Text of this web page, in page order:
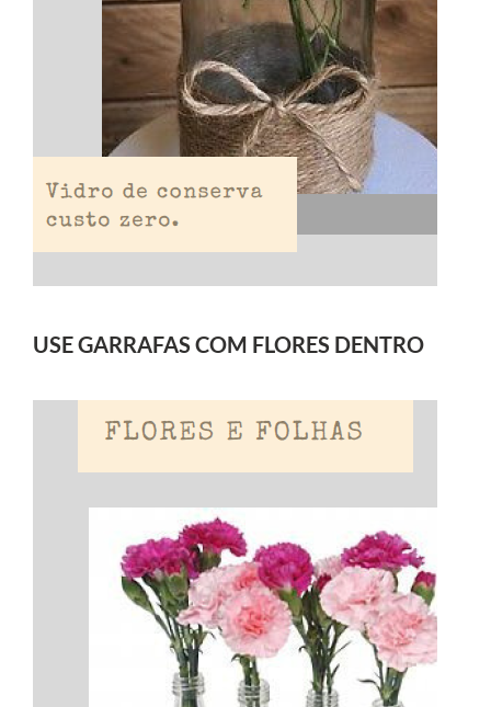
USE GARRAFAS COM FLORES DENTRO